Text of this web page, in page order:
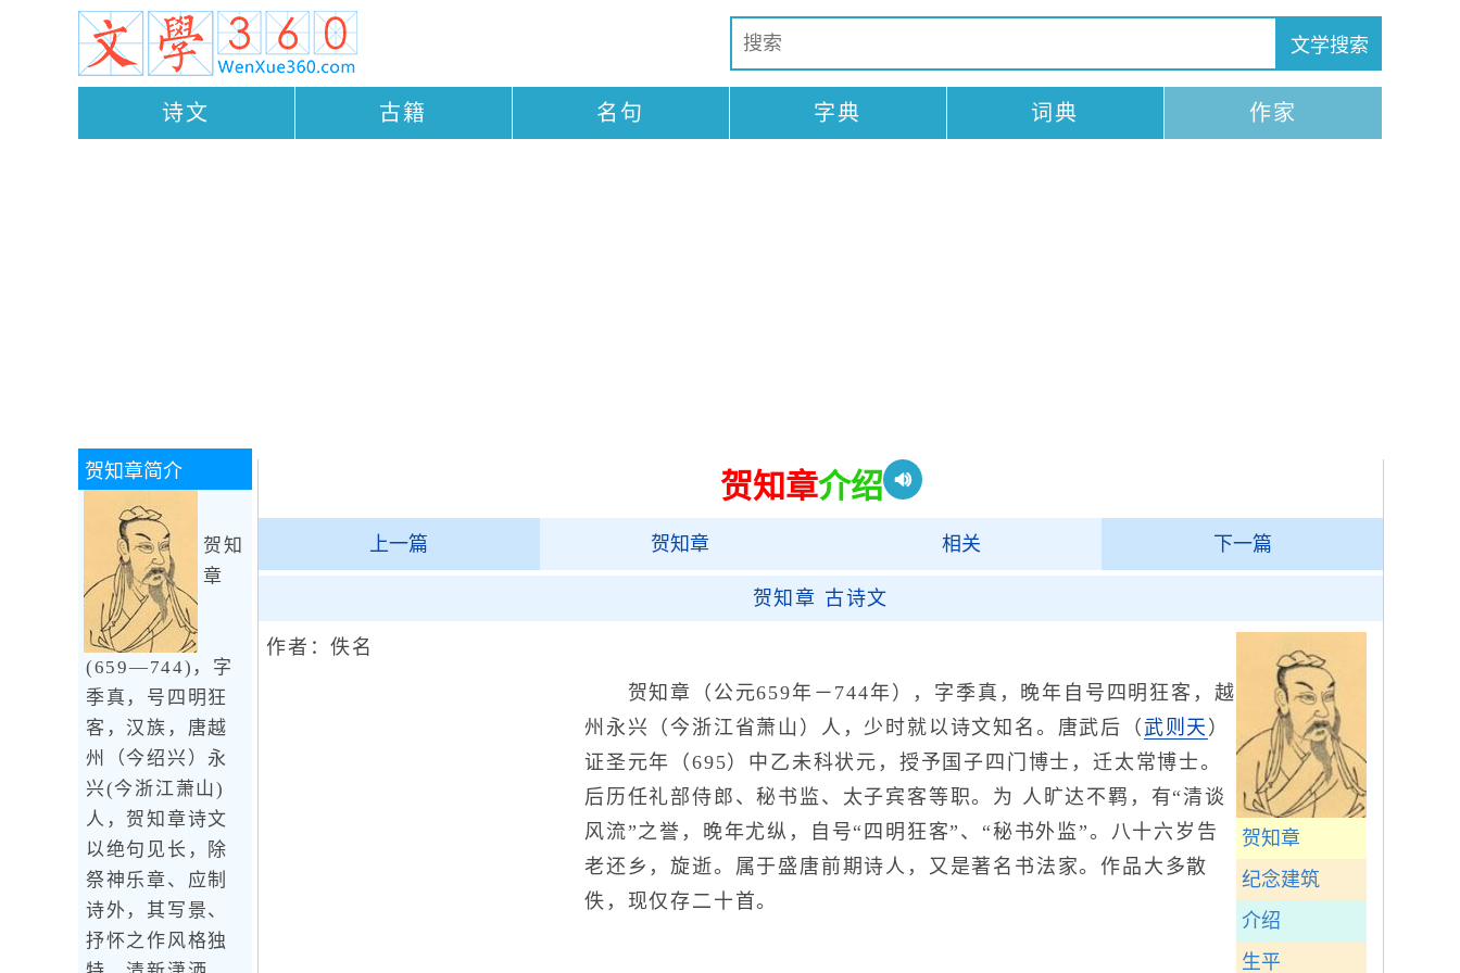
诗文 古籍 名句 字典 词典 作家
贺知章介绍
上一篇 贺知章 相关 下一篇
贺知章 古诗文
贺知章
纪念建筑
介绍
生平
作者：佚名
贺知章（公元659年－744年），字季真，晚年自号四明狂客，越
州永兴（今浙江省萧山）人，少时就以诗文知名。唐武后（ 武则天 ）
证圣元年（695）中乙未科状元，授予国子四门博士，迁太常博士。
后历任礼部侍郎、秘书监、太子宾客等职。为 人旷达不羁，有“清谈
风流”之誉，晚年尤纵，自号“四明狂客”、“秘书外监”。八十六岁告
老还乡，旋逝。属于盛唐前期诗人，又是著名书法家。作品大多散
佚，现仅存二十首。
贺知章简介
贺知
章
(659—744)，字
季真，号四明狂
客，汉族，唐越
州（今绍兴）永
兴(今浙江萧山)
人，贺知章诗文
以绝句见长，除
祭神乐章、应制
诗外，其写景、
抒怀之作风格独